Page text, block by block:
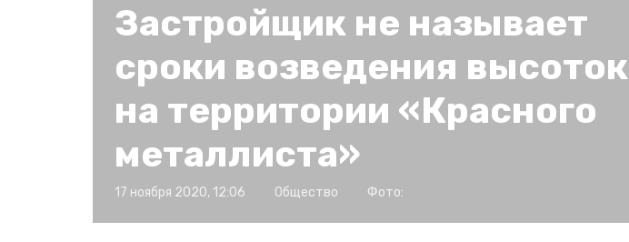
Застройщик не называет
сроки возведения высоток
на территории «Красного
металлиста»
17 ноября 2020, 12:06 Общество Фото: